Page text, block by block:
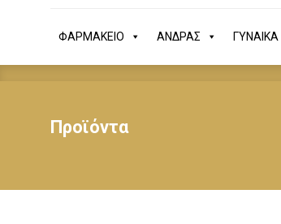
ΦΑΡΜΑΚΕΙΟ ΑΝΔΡΑΣ ΓΥΝΑΙΚΑ
Προϊόντα